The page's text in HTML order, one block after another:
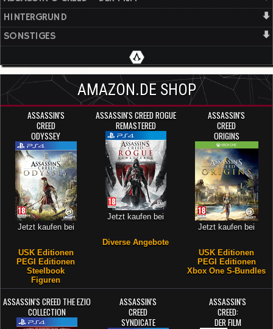
HINTERGRUND
SONSTIGES
AMAZON.DE SHOP
ASSASSIN'S
CREED
ODYSSEY
Jetzt kaufen bei
USK Editionen
PEGI Editionen
Steelbook
Figuren
ASSASSIN'S CREED ROGUE
REMASTERED
Jetzt kaufen bei
Diverse Angebote
ASSASSIN'S
CREED
ORIGINS
Jetzt kaufen bei
USK Editionen
PEGI Editionen
Xbox One S-Bundles
ASSASSIN'S CREED THE EZIO
COLLECTION
ASSASSIN'S
CREED
SYNDICATE
ASSASSIN'S
CREED:
DER FILM